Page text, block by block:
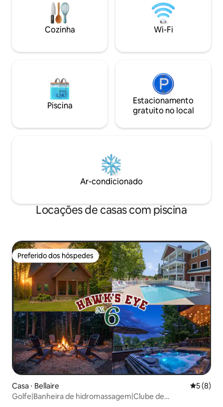
hidromassagem, fogão a lenha,
fogueira, caiaques, prancha de remo,
piscina aquecida ao ar livre (apenas no
verão) e trilhas de quadriciclo esperam
esperando por você!
micro-ondas, DW e forno.
paraíso para
65", air hockey,
jogos de
Cozinha Wi-Fi
Piscina
Estacionamento
gratuito no local
Ar-condicionado
Locações de casas com piscina
Preferido dos hóspedes
Preferido dos hóspedes
Casa ⋅ Bellaire 5 de
5 (8)
Golfe|Banheira de hidromassagem|Clube de